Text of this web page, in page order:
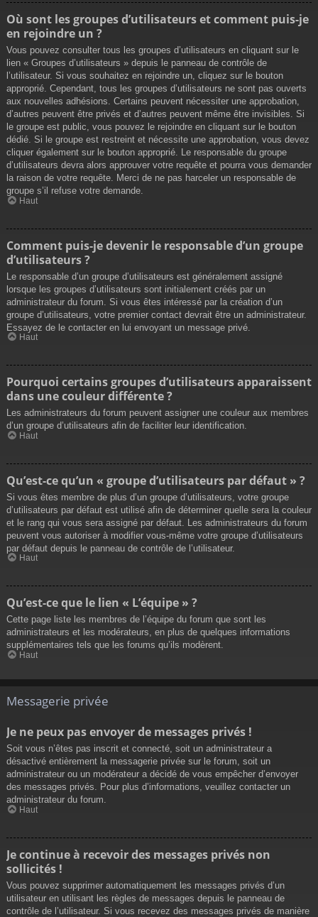
Où sont les groupes d’utilisateurs et comment puis-je
en rejoindre un ?
Vous pouvez consulter tous les groupes d’utilisateurs en cliquant sur le
lien « Groupes d’utilisateurs » depuis le panneau de contrôle de
l’utilisateur. Si vous souhaitez en rejoindre un, cliquez sur le bouton
approprié. Cependant, tous les groupes d’utilisateurs ne sont pas ouverts
aux nouvelles adhésions. Certains peuvent nécessiter une approbation,
d’autres peuvent être privés et d’autres peuvent même être invisibles. Si
le groupe est public, vous pouvez le rejoindre en cliquant sur le bouton
dédié. Si le groupe est restreint et nécessite une approbation, vous devez
cliquer également sur le bouton approprié. Le responsable du groupe
d’utilisateurs devra alors approuver votre requête et pourra vous demander
la raison de votre requête. Merci de ne pas harceler un responsable de
groupe s’il refuse votre demande.
Haut
Comment puis-je devenir le responsable d’un groupe
d’utilisateurs ?
Le responsable d’un groupe d’utilisateurs est généralement assigné
lorsque les groupes d’utilisateurs sont initialement créés par un
administrateur du forum. Si vous êtes intéressé par la création d’un
groupe d’utilisateurs, votre premier contact devrait être un administrateur.
Essayez de le contacter en lui envoyant un message privé.
Haut
Pourquoi certains groupes d’utilisateurs apparaissent
dans une couleur différente ?
Les administrateurs du forum peuvent assigner une couleur aux membres
d’un groupe d’utilisateurs afin de faciliter leur identification.
Haut
Qu’est-ce qu’un « groupe d’utilisateurs par défaut » ?
Si vous êtes membre de plus d’un groupe d’utilisateurs, votre groupe
d’utilisateurs par défaut est utilisé afin de déterminer quelle sera la couleur
et le rang qui vous sera assigné par défaut. Les administrateurs du forum
peuvent vous autoriser à modifier vous-même votre groupe d’utilisateurs
par défaut depuis le panneau de contrôle de l’utilisateur.
Haut
Qu’est-ce que le lien « L’équipe » ?
Cette page liste les membres de l’équipe du forum que sont les
administrateurs et les modérateurs, en plus de quelques informations
supplémentaires tels que les forums qu’ils modèrent.
Haut
Messagerie privée
Je ne peux pas envoyer de messages privés !
Soit vous n’êtes pas inscrit et connecté, soit un administrateur a
désactivé entièrement la messagerie privée sur le forum, soit un
administrateur ou un modérateur a décidé de vous empêcher d’envoyer
des messages privés. Pour plus d’informations, veuillez contacter un
administrateur du forum.
Haut
Je continue à recevoir des messages privés non
sollicités !
Vous pouvez supprimer automatiquement les messages privés d’un
utilisateur en utilisant les règles de messages depuis le panneau de
contrôle de l’utilisateur. Si vous recevez des messages privés de manière